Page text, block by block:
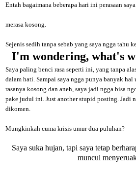
Entah bagaimana beberapa hari ini perasaan saya
merasa kosong.
Sejenis sedih tanpa sebab yang saya ngga tahu
I'm wondering, what's
Saya paling benci rasa seperti ini, yang tanpa
dalam hati. Sampai saya ngga punya banyak
rasanya kosong dan aneh, saya jadi ngga bisa
pake judul ini. Just another stupid posting. Jadi
dikomen.
Mungkinkah cuma krisis umur dua puluhan?
Saya suka hujan, tapi saya tetap
muncul